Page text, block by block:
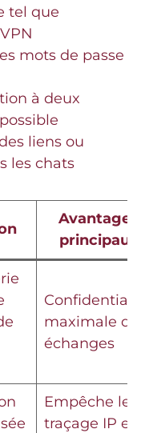
tel que
mots de passe
à deux
liens ou
les chats
Avantages
principaux
Confidentialité
maximale des
échanges
Empêche le
traçage IP et